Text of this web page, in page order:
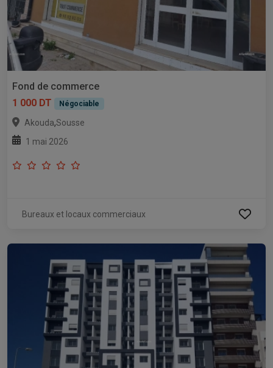
Fond de commerce
1 000 DT
Négociable
Akouda,Sousse
1 mai 2026
Bureaux et locaux commerciaux